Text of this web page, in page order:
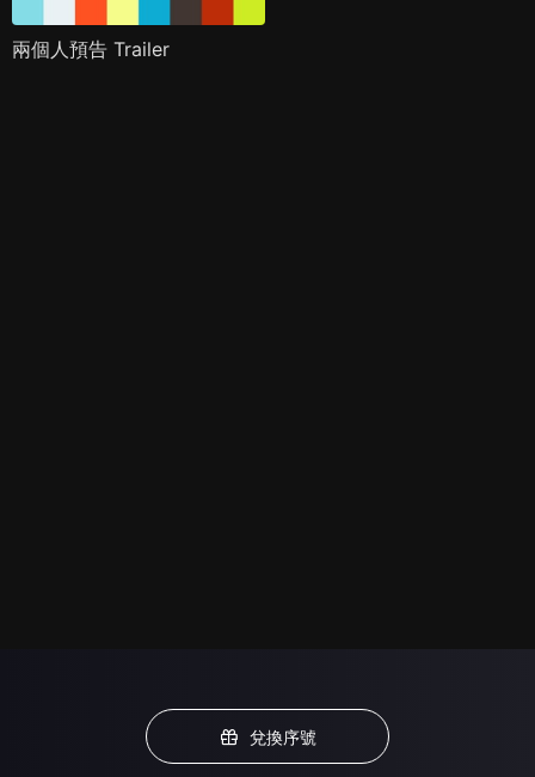
兩個人預告 Trailer
兌換序號